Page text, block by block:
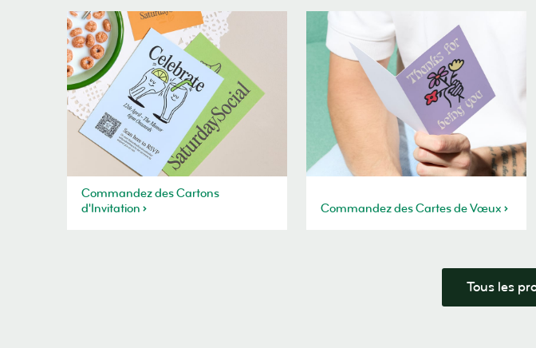
Commandez des Cartons
d'Invitation
Commandez des Cartes de Vœux
Tous les